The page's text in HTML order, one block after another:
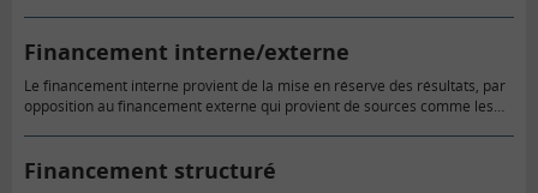
Financement interne/externe
Le financement interne provient de la mise en réserve des résultats, par
opposition au financement externe qui provient de sources comme les
Financement structuré